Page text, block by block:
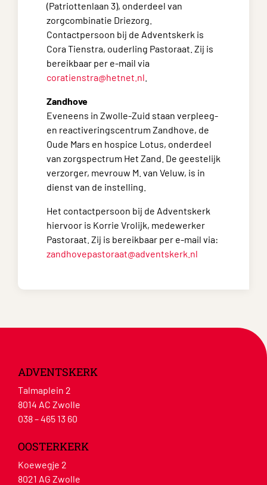
(Patriottenlaan 3), onderdeel van
zorgcombinatie Driezorg.
Contactpersoon bij de Adventskerk is
Cora Tienstra, ouderling Pastoraat. Zij is
bereikbaar per e-mail via
coratienstra@hetnet.nl
Zandhove
Eveneens in Zwolle-Zuid staan verpleeg-
en reactiveringscentrum Zandhove, de
Oude Mars en hospice Lotus, onderdeel
van zorgspectrum Het Zand. De geestelijk
verzorger, mevrouw M. van Veluw, is in
dienst van de instelling.
Het contactpersoon bij de Adventskerk
hiervoor is Korrie Vrolijk, medewerker
Pastoraat. Zij is bereikbaar per e-mail via:
zandhovepastoraat@adventskerk.nl
ADVENTSKERK
Talmaplein 2
8014 AC Zwolle
038 – 465 13 60
OOSTERKERK
Koewegje 2
8021 AG Zwolle